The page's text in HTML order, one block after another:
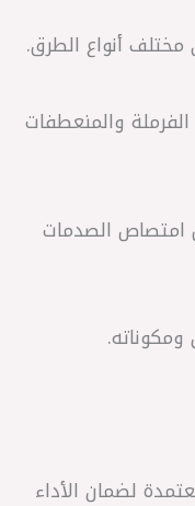
أنواع الطرق.
الفرملة والمنعطفات
امتصاص الصدمات
ومكوناته.
لضمان الأداء